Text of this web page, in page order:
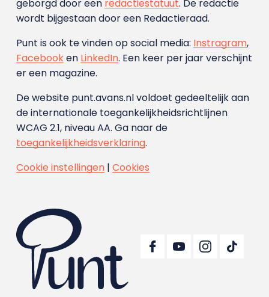
geborgd door een redactiestatuut. De redactie
wordt bijgestaan door een Redactieraad.
Punt is ook te vinden op social media: Instragram,
Facebooken LinkedIn. Een keer per jaar verschijnt
er een magazine.
De website punt.avans.nl voldoet gedeeltelijk aan
de internationale toegankelijkheidsrichtlijnen
WCAG 2.1, niveau AA. Ga naar de
toegankelijkheidsverklaring.
Cookie instellingen| Cookies